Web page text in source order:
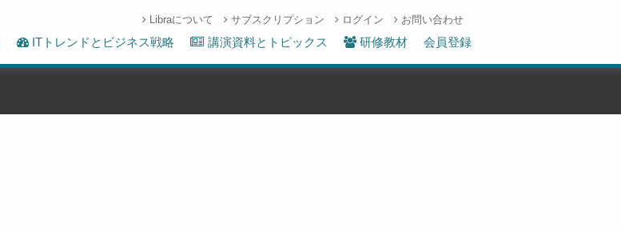
Libraについて サブスクリプション ログイン お問い合わせ
ITトレンドとビジネス戦略 講演資料とトピックス 研修教材 会員登録